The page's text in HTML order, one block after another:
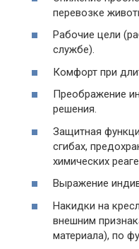
перевозке
Рабочие цели
службе).
Комфорт при
Преображение
решения.
Защитная
сгибах,
химических
Выражение
Накидки на
внешним
материала), по